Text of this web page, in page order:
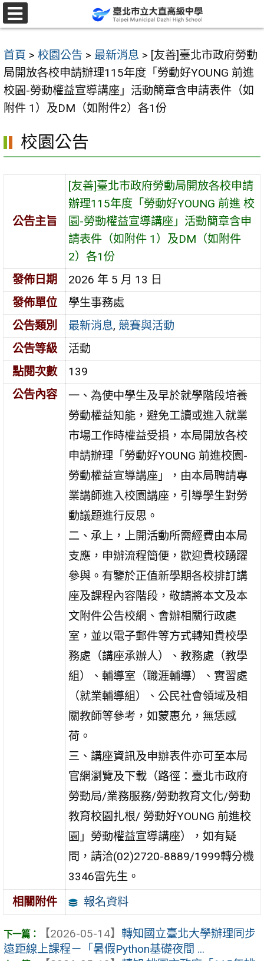
跳
至
要
內
容
區
首頁 > 校園公告 > 最新消息 > [友善]臺北市政府勞動
局開放各校申請辦理115年度「勞動好YOUNG 前進
校園-勞動權益宣導講座」活動簡章含申請表件（如
附件 1）及DM（如附件2）各1份
校園公告
公告主旨
[友善]臺北市政府勞動局開放各校申請
辦理115年度「勞動好YOUNG 前進 校
園-勞動權益宣導講座」活動簡章含申
請表件（如附件 1）及DM（如附件
2）各1份
發佈日期
2026 年 5 月 13 日
發佈單位
學生事務處
公告類別
最新消息, 競賽與活動
公告等級
活動
點閱次數
139
公告內容
一、為使中學生及早於就學階段培養
勞動權益知能，避免工讀或進入就業
市場工作時權益受損，本局開放各校
申請辦理「勞動好YOUNG 前進校園-
勞動權益宣導講座」，由本局聘請專
業講師進入校園講座，引導學生對勞
動議題進行反思。
二、承上，上開活動所需經費由本局
支應，申辦流程簡便，歡迎貴校踴躍
參與。有鑒於正值新學期各校排訂講
座及課程內容階段，敬請將本文及本
文附件公告校網、會辦相關行政處
室，並以電子郵件等方式轉知貴校學
務處（講座承辦人）、教務處（教學
組）、輔導室（職涯輔導）、實習處
（就業輔導組）、公民社會領域及相
關教師等參考，如蒙惠允，無恁感
荷。
三、講座資訊及申辦表件亦可至本局
官網瀏覽及下載（路徑：臺北市政府
勞動局/業務服務/勞動教育文化/勞動
教育校園扎根/ 勞動好YOUNG 前進校
園」勞動權益宣導講座），如有疑
問，請洽(02)2720-8889/1999轉分機
3346雷先生。
相關附件
報名資料
【2026-05-14】 轉知國立臺北大學辦理同步
遠距線上課程－「暑假Python基礎夜間 ...
選
單